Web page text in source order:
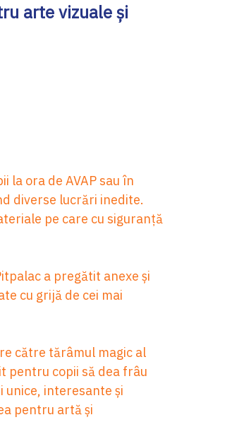
arte vizuale și
la ora de AVAP sau în
diverse lucrări inedite.
pe care cu siguranță
a pregătit anexe și
cu grijă de cei mai
către tărâmul magic al
pentru copii să dea frâu
unice, interesante și
pentru artă și